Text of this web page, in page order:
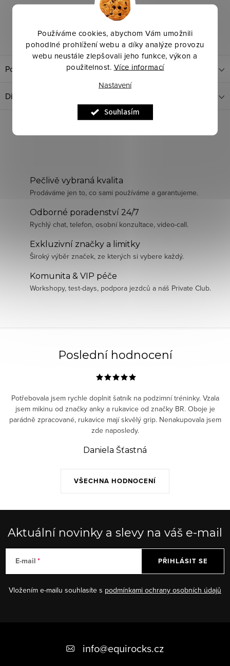
Používáme cookies, abychom Vám umožnili
pohodlné prohlížení webu a díky analýze provozu
webu neustále zlepšovali jeho funkce, výkon a
použitelnost. Více informací
Nastavení
Souhlasím
Kód produktu:
Dotaz k produktu
Sdílet
Popis produktu
Diskuze
Pečlivě vybraná kvalita
Prodáváme jen to, co sami používáme a garantujeme.
Odborné poradenství 24/7
Rychlý chat, telefon, osobní konzultace, video-call.
Exkluzivní značky a limitky
Široký výběr značek, ze kterých si vybere každý.
Komunita & VIP péče
Workshopy, test-days, podpora jezdců a náš Private Club.
Poslední hodnocení
VŠECHNA HODNOCENÍ
Potřebovala jsem rychle doplnit šatník na podzimní tréninky. Vzala
jsem mikinu od značky anky a rukavice od značky BR. Oboje je
parádně zpracované, rukavice mají skvělý grip. Nenakupovala jsem
zde naposledy.
Daniela Šťastná
Aktuální novinky a slevy na váš e-mail
E-mail
Vložením e-mailu souhlasíte s podmínkami ochrany osobních údajů
PŘIHLÁSIT SE
info@equirocks.cz